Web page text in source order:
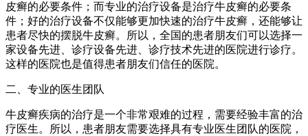
皮癣的必要条件；而专业的治疗设备是治疗牛皮癣的必要条
件；好的治疗设备不仅能够更加快速的治疗牛皮癣，还能够让
患者尽快的摆脱牛皮癣。所以，全国的患者朋友们可以选择一
家设备先进、诊疗设备先进、诊疗技术先进的医院进行诊疗。
这样的医院也是值得患者朋友们信任的医院。
二、专业的医生团队
牛皮癣疾病的治疗是一个非常艰难的过程，需要经验丰富的治
疗医生。所以，患者朋友需要选择具有专业医生团队的医院，